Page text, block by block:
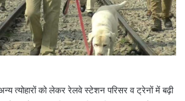
त्योहारों को लेकर रेलवे स्टेशन परिसर व ट्रेनों में बढ़ी